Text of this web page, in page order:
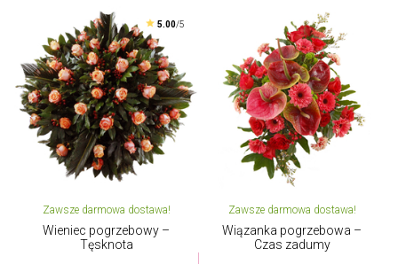
5.00/5
Zawsze darmowa dostawa!
Wieniec pogrzebowy –
Tęsknota
Zawsze darmowa dostawa!
Wiązanka pogrzebowa –
Czas zadumy